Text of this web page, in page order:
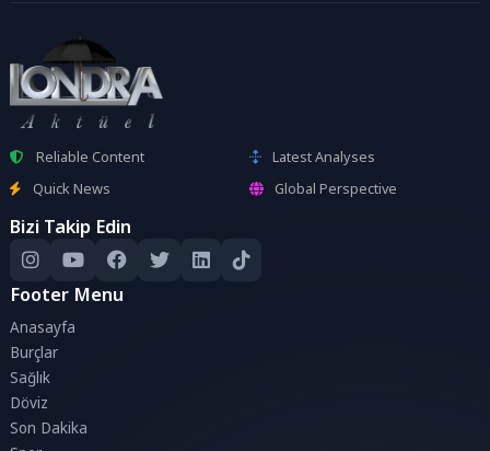
Reliable Content
Latest Analyses
Quick News
Global Perspective
Bizi Takip Edin
Footer Menu
Anasayfa
Burçlar
Sağlık
Döviz
Son Dakika